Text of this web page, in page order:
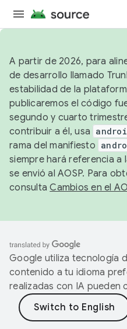
A partir de 2026, para
de desarrollo llamado
estabilidad de la
publicaremos el código
segundo y cuarto
contribuir a él, usa
rama del manifiesto
siempre hará referencia a
se envió al AOSP. Para
consultaCambios en el
Google utiliza tecnología
contenido a tu idioma
realizadas con IA pueden